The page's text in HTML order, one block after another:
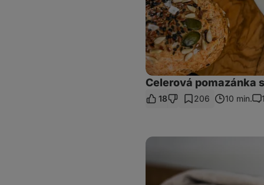
Celerová pomazánka
18 206 10 min. 1
Banánový